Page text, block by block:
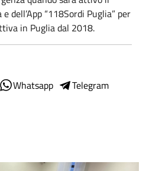
dell’App “118Sordi Puglia” per
in Puglia dal 2018.
Whatsapp
Telegram